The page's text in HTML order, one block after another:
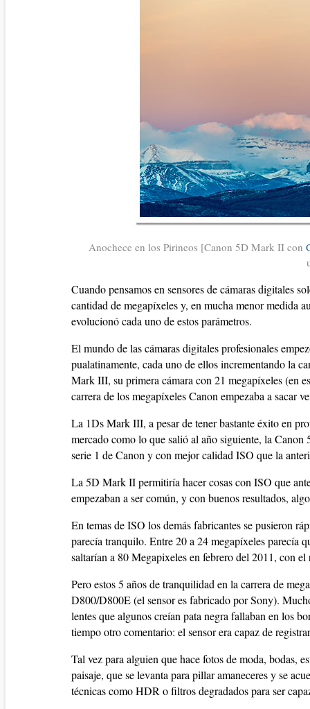
Anochece en los Pirineos [Canon 5D Mark II con
Cuando pensamos en sensores de cámaras digitales
cantidad de megapíxeles y, en mucha menor medida
evolucionó cada uno de estos parámetros.
El mundo de las cámaras digitales profesionales
pualatinamente, cada uno de ellos incrementando la
Mark III, su primera cámara con 21 megapíxeles (en
carrera de los megapíxeles Canon empezaba a sacar
La 1Ds Mark III, a pesar de tener bastante éxito en
mercado como lo que salió al año siguiente, la
serie 1 de Canon y con mejor calidad ISO que la
La 5D Mark II permitiría hacer cosas con ISO que
empezaban a ser común, y con buenos resultados,
En temas de ISO los demás fabricantes se pusieron
parecía tranquilo. Entre 20 a 24 megapíxeles parecía
saltarían a 80 Megapixeles en febrero del 2011, con
Pero estos 5 años de tranquilidad en la carrera de
D800/D800E (el sensor es fabricado por Sony).
lentes que algunos creían pata negra fallaban en los
tiempo otro comentario: el sensor era capaz de
Tal vez para alguien que hace fotos de moda, bodas,
paisaje, que se levanta para pillar amaneceres y se
técnicas como HDR o filtros degradados para ser